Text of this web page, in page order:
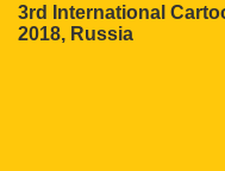
3rd International
2018, Russia